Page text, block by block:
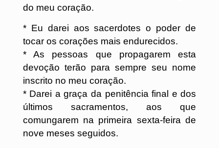
do meu coração.
* Eu darei aos sacerdotes o poder de
tocar os corações mais endurecidos.
* As pessoas que propagarem esta
devoção terão para sempre seu nome
inscrito no meu coração.
* Darei a graça da penitência final e dos
últimos sacramentos, aos que
comungarem na primeira sexta-feira de
nove meses seguidos.